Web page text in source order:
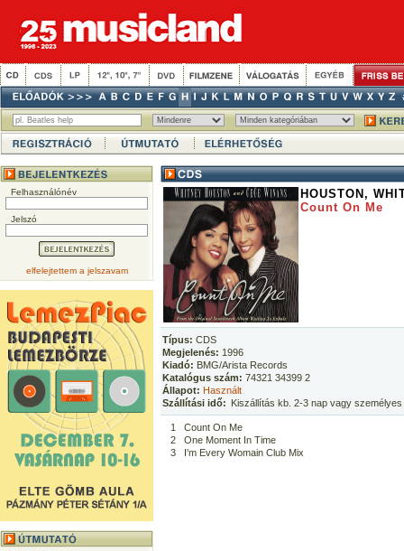
Felhasználónév
Jelszó
elfelejtettem a jelszavam
HOUSTON,
Count On Me
Típus: CDS
Megjelenés: 1996
Kiadó: BMG/Arista Records
Katalógus szám: 74321 34399 2
Állapot: Használt
Szállítási idő: Kiszállítás kb. 2-3 nap vagy
1
Count On Me
2
One Moment In Time
3
I'm Every Womain Club Mix